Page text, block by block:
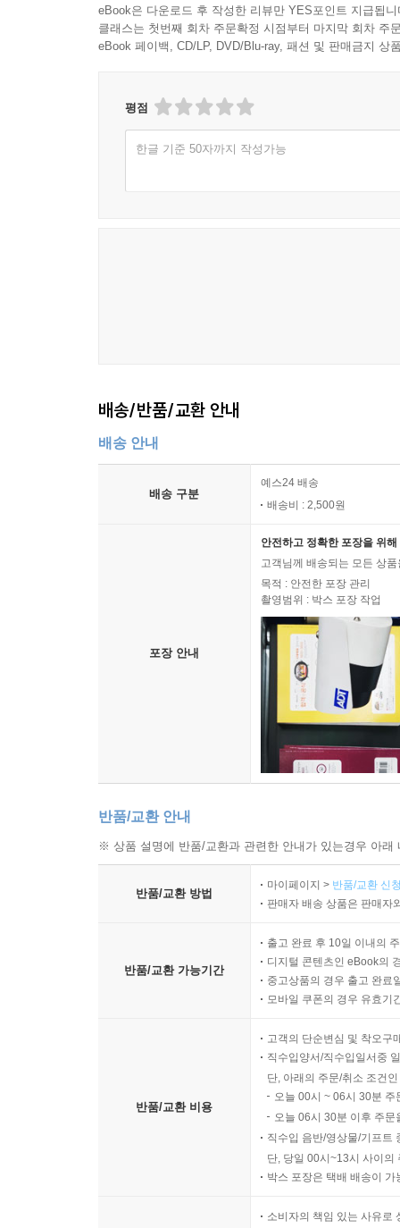
지니에게 소원을 빈다는 계획이 어그러져도 포
들으려 노력하는 것과는 달리 가장 가까이에 있는
지니에게 소원을 빌러 찾아가지 않았더라도, 지
이미 주민들의 마음속에 있었다. 숲속 공동체
3학년 2학기 국어 9. 작품 속 인물이 되어
eBook은 다운로드 후 작성한 리뷰만 YES포인트 지급됩니
클래스는 첫번째 회차 주문확정 시점부터 마지막 회차 주
eBook 페이백, CD/LP, DVD/Blu-ray, 패션 및 판매금지 상
평점
한글 기준 50자까지 작성가능
배송/반품/교환 안내
배송 안내
배송 구분
예스24 배송
배송비 : 2,500원
포장 안내
안전하고 정확한 포장을 위
고객님께 배송되는 모든 상
목적 : 안전한 포장 관리
촬영범위 : 박스 포장 작업
반품/교환 안내
※ 상품 설명에 반품/교환과 관련한 안내가 있는경우 아
반품/교환 방법
마이페이지 > 반품/교환 신
판매자 배송 상품은 판매자
반품/교환 가능기간
출고 완료 후 10일 이내의
디지털 콘텐츠인 eBook의
중고상품의 경우 출고 완료
모바일 쿠폰의 경우 유효기
반품/교환 비용
고객의 단순변심 및 착오구
직수입양서/직수입일서중
단, 아래의 주문/취소 조건
오늘 00시 ~ 06시 30분
오늘 06시 30분 이후 주
직수입 음반/영상물/기프트
단, 당일 00시~13시 사이의
박스 포장은 택배 배송이
소비자의 책임 있는 사유로